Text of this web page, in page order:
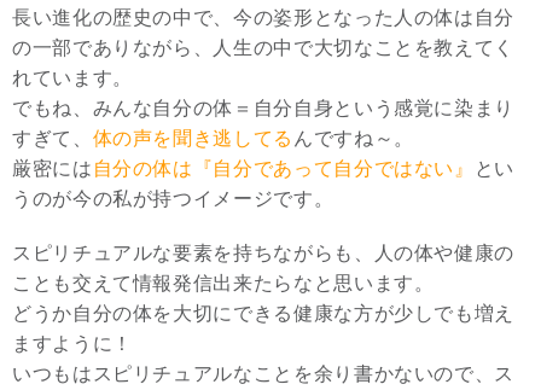
長い進化の歴史の中で、今の姿形となった人の体は自分
の一部でありながら、人生の中で大切なことを教えてく
れています。
でもね、みんな自分の体＝自分自身という感覚に染まり
すぎて、 体の声を聞き逃してる んですね～。
厳密には 自分の体は『自分であって自分ではない』
とい
うのが今の私が持つイメージです。
スピリチュアルな要素を持ちながらも、人の体や健康の
ことも交えて情報発信出来たらなと思います。
どうか自分の体を大切にできる健康な方が少しでも増え
ますように！
いつもはスピリチュアルなことを余り書かないので、ス